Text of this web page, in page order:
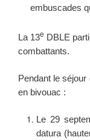
embuscades
La 13e DBLE
combattants.
Pendant le
en bivouac :
Le 29
datura